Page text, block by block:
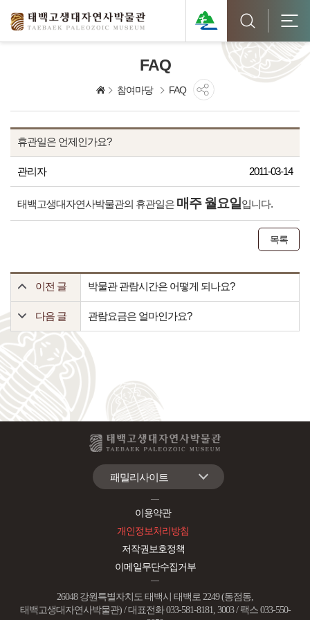
FAQ
참여마당 FAQ
휴관일은 언제인가요?
관리자 2011-03-14
태백고생대자연사박물관의 휴관일은 매주 월요일 입니다.
목록
이전 글 박물관 관람시간은 어떻게 되나요?
다음 글 관람요금은 얼마인가요?
이용약관
개인정보처리방침
저작권보호정책
이메일무단수집거부
26048 강원특별자치도 태백시 태백로 2249 (동점동,
태백고생대자연사박물관) / 대표전화 033-581-8181, 3003 / 팩스 033-550-
패밀리사이트